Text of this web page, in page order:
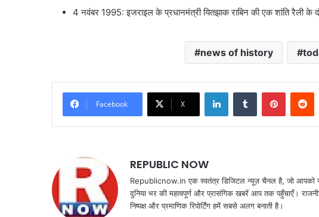
4 नवंबर 1995: इजराइल के प्रधानमंत्री यितझाक राबिन की एक शांति रैली के
news of history
Facebook X
LinkedInTumblr Pinterest
REPUBLIC NOW
Republicnow.in एक स्वतंत्र डिजिटल न्यूज़ चैनल है, जो आपको
दुनिया भर की महत्वपूर्ण और प्रासंगिक खबरें आप तक पहुँचाएँ।
निष्पक्ष और प्रमाणिक रिपोर्टिंग हमें सबसे अलग बनाती है।